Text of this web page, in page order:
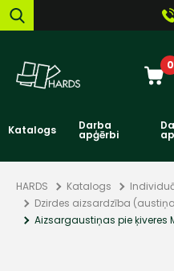
0
Katalogs Darba
apģērbi
HARDS Katalogs
Dzirdes aizsardzība
Aizsargaustiņas pie ķiveres